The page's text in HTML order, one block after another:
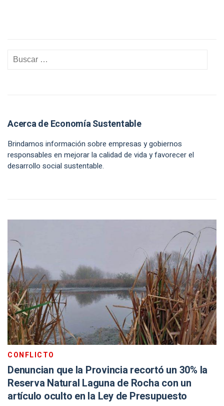
Acerca de Economía Sustentable
Brindamos información sobre empresas y gobiernos
responsables en mejorar la calidad de vida y favorecer el
desarrollo social sustentable.
CONFLICTO
Denuncian que la Provincia recortó un 30% la
Reserva Natural Laguna de Rocha con un
artículo oculto en la Ley de Presupuesto